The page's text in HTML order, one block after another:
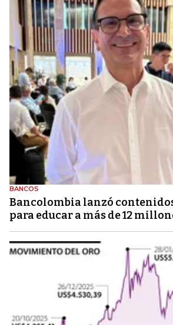
BANCOS
Bancolombia lanzó
para educar a más de 12